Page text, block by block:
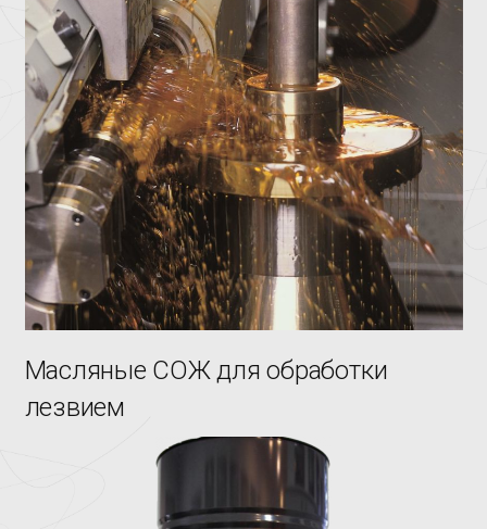
Масляные СОЖ для обработки
лезвием